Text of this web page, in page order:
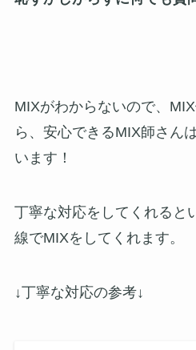
MIXがわからないので、
ら、安心できるMIX師さん
います！
丁寧な対応をしてくれると
線でMIXをしてくれます。
↓丁寧な対応の参考↓